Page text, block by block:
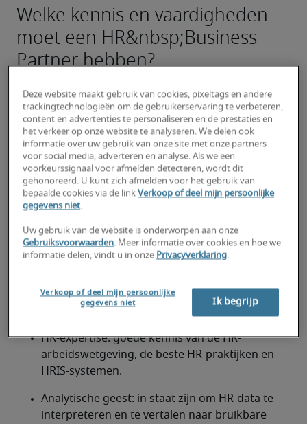
Welke kennis en vaardigheden
moet een HR&nbsp;Business
Partner hebben?
en/of Frans is essentieel. Kennis van het Engels
is vaak vereist in internationale of Brusselse
bedrijven.
Strategisch denken: in staat zijn om HR-
initiatieven af te stemmen op de
bedrijfsprioriteiten.
kunnen onderhandelen en in staat zijn om
stakeholders op alle niveaus te beïnvloeden.
problemen op het gebied van
werknemersrelaties kunnen oplossen.
HR-expertise: goede kennis van de HR-
arbeidswetgeving, de beste HR-praktijken en
HRIS-systemen.
Analytische geest: in staat zijn om HR-data te
interpreteren en te vertalen naar bruikbare
Deze website maakt gebruik van cookies, pixeltags en andere
trackingtechnologieën om de gebruikerservaring te verbeteren,
content en advertenties te personaliseren en de prestaties en
het verkeer op onze website te analyseren. We delen ook
informatie over uw gebruik van onze site met onze partners
voor social media, adverteren en analyse. Als we een
voorkeurssignaal voor afmelden detecteren, wordt dit
gehonoreerd. U kunt zich afmelden voor het gebruik van
bepaalde cookies via de linkVerkoop of deel mijn persoonlijke
gegevens niet.
Uw gebruik van de website is onderworpen aan onze
Gebruiksvoorwaarden. Meer informatie over cookies en hoe we
informatie delen, vindt u in onze Privacyverklaring.
Verkoop of deel mijn persoonlijke
gegevens niet
Ik begrijp